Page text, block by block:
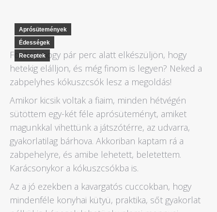
Aprósütemények
Édességek
Receptek
Fontos, hogy pár perc alatt elkészüljön, hogy
hetekig elálljon, és még finom is legyen? Neked a
zabpelyhes kókuszcsók lesz a megoldás!
Amikor kicsik voltak a fiaim, minden hétvégén
sütöttem egy-két féle aprósüteményt, amiket
magunkkal vihettünk a játszótérre, az udvarra,
gyakorlatilag bárhova. Akkoriban kaptam rá a
zabpehelyre, és amibe lehetett, beletettem.
Karácsonykor a kókuszcsókba is.
Az a jó ezekben a kavargatós cuccokban, hogy
mindenféle konyhai kütyü, praktika, sőt gyakorlat